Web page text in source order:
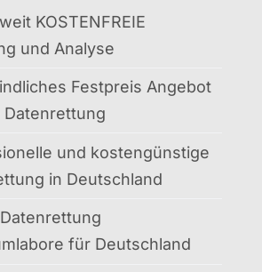
KOSTENFREIE
und Analyse
Festpreis Angebot
und kostengünstige
in Deutschland
für Deutschland